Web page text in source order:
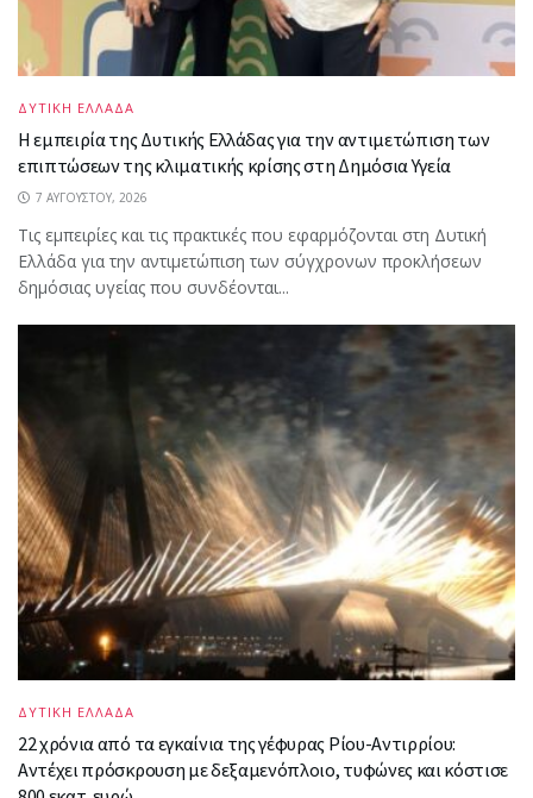
ΔΥΤΙΚΗ ΕΛΛΑΔΑ
Η εμπειρία της Δυτικής Ελλάδας για την αντιμετώπιση των
επιπτώσεων της κλιματικής κρίσης στη Δημόσια Υγεία
7 ΑΥΓΟΎΣΤΟΥ, 2026
Τις εμπειρίες και τις πρακτικές που εφαρμόζονται στη Δυτική
Ελλάδα για την αντιμετώπιση των σύγχρονων προκλήσεων
δημόσιας υγείας που συνδέονται...
ΔΥΤΙΚΗ ΕΛΛΑΔΑ
22 χρόνια από τα εγκαίνια της γέφυρας Ρίου-Αντιρρίου:
Αντέχει πρόσκρουση με δεξαμενόπλοιο, τυφώνες και κόστισε